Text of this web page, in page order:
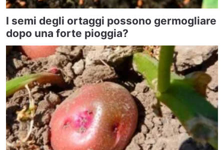
I semi degli ortaggi possono germogliare
dopo una forte pioggia?